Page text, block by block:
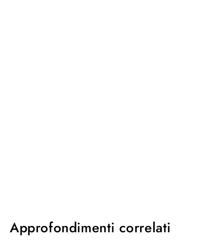
Approfondimenti correlati